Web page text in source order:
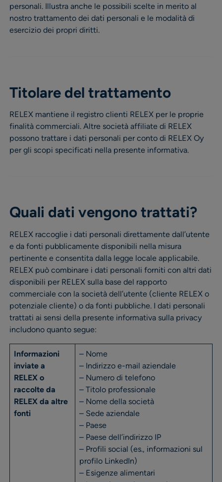
personali. Illustra anche le possibili scelte in merito al
nostro trattamento dei dati personali e le modalità di
esercizio dei propri diritti.
Titolare del trattamento
RELEX mantiene il registro clienti RELEX per le proprie
finalità commerciali. Altre società affiliate di RELEX
possono trattare i dati personali per conto di RELEX Oy
per gli scopi specificati nella presente informativa.
Quali dati vengono trattati?
RELEX raccoglie i dati personali direttamente dall’utente
e da fonti pubblicamente disponibili nella misura
pertinente e consentita dalla legge locale applicabile.
RELEX può combinare i dati personali forniti con altri dati
disponibili per RELEX sulla base del rapporto
commerciale con la società dell’utente (cliente RELEX o
potenziale cliente) o da fonti pubbliche. I dati personali
trattati ai sensi della presente informativa sulla privacy
includono quanto segue:
Informazioni
inviate a
RELEX o
raccolte da
RELEX da altre
fonti
– Nome
– Indirizzo e-mail aziendale
– Numero di telefono
– Titolo professionale
– Nome della società
– Sede aziendale
– Paese
– Paese dell’indirizzo IP
– Profili social (es., informazioni sul
profilo LinkedIn)
– Esigenze alimentari